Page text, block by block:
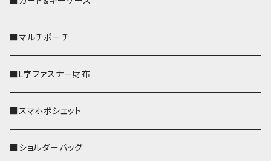
■マルチポーチ
■L字ファスナー財布
■スマホポシェット
■ショルダーバッグ